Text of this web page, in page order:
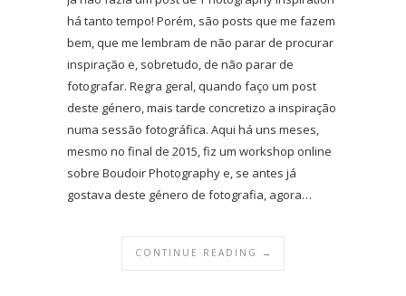
há tanto tempo! Porém, são posts que me fazem
bem, que me lembram de não parar de procurar
inspiração e, sobretudo, de não parar de
fotografar. Regra geral, quando faço um post
deste género, mais tarde concretizo a inspiração
numa sessão fotográfica. Aqui há uns meses,
mesmo no final de 2015, fiz um workshop online
sobre Boudoir Photography e, se antes já
gostava deste género de fotografia, agora…
CONTINUE READING →